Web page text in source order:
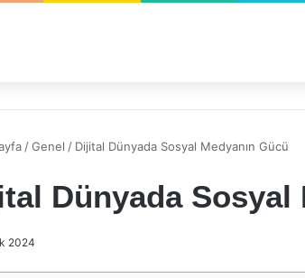
/Genel / Dijital Dünyada Sosyal Medyanın Gücü
Dünyada Sosyal
2024